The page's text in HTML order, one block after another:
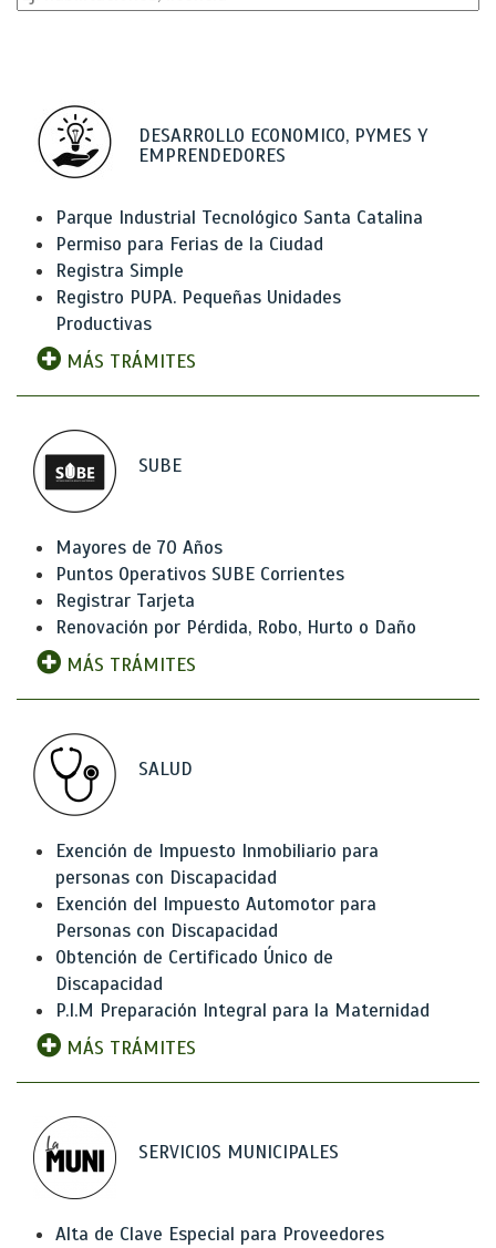
DESARROLLO ECONOMICO, PYMES Y
EMPRENDEDORES
Parque Industrial Tecnológico Santa Catalina
Permiso para Ferias de la Ciudad
Registra Simple
Registro PUPA. Pequeñas Unidades
Productivas
MÁS TRÁMITES
SUBE
Mayores de 70 Años
Puntos Operativos SUBE Corrientes
Registrar Tarjeta
Renovación por Pérdida, Robo, Hurto o Daño
MÁS TRÁMITES
SALUD
Exención de Impuesto Inmobiliario para
personas con Discapacidad
Exención del Impuesto Automotor para
Personas con Discapacidad
Obtención de Certificado Único de
Discapacidad
P.I.M Preparación Integral para la Maternidad
MÁS TRÁMITES
SERVICIOS MUNICIPALES
Alta de Clave Especial para Proveedores